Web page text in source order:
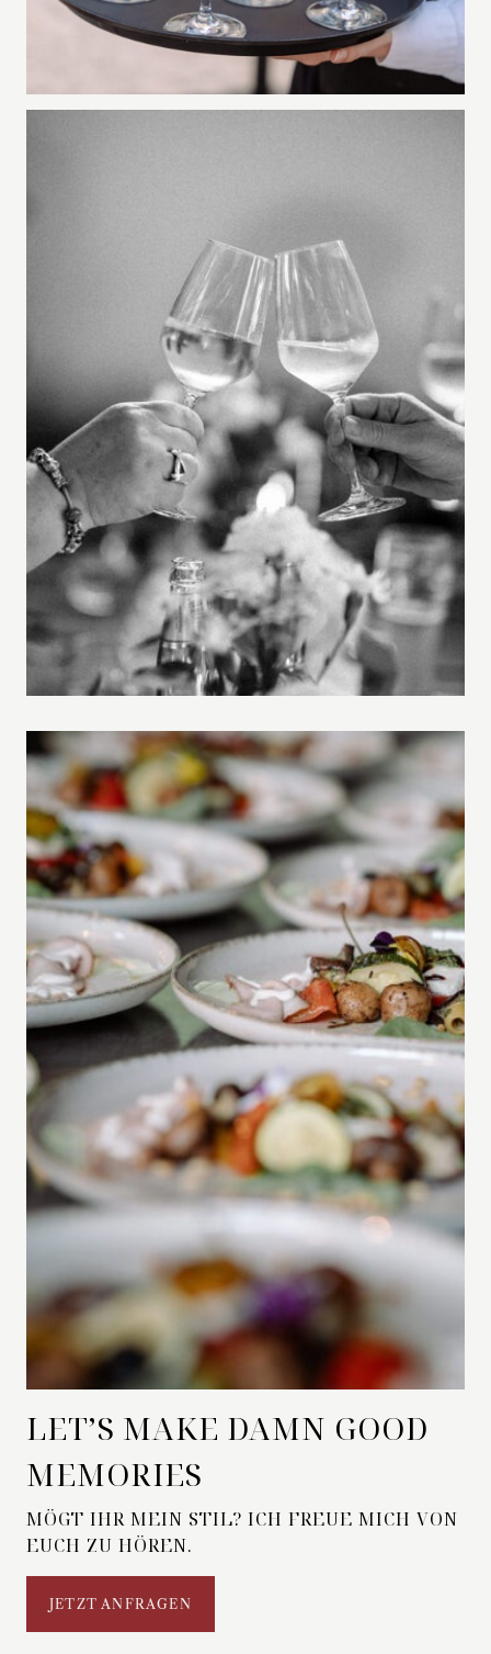
LET’S MAKE DAMN GOOD
MEMORIES
MÖGT IHR MEIN STIL? ICH FREUE MICH VON
EUCH ZU HÖREN.
JETZT ANFRAGEN